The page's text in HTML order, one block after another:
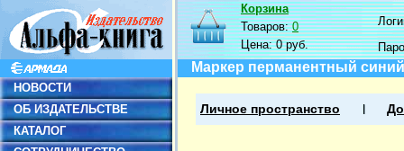
НОВОСТИ
ОБ ИЗДАТЕЛЬСТВЕ
КАТАЛОГ
Корзина
Товаров:0
Цена:0 руб.
Маркер перманентный синий
Личное пространство